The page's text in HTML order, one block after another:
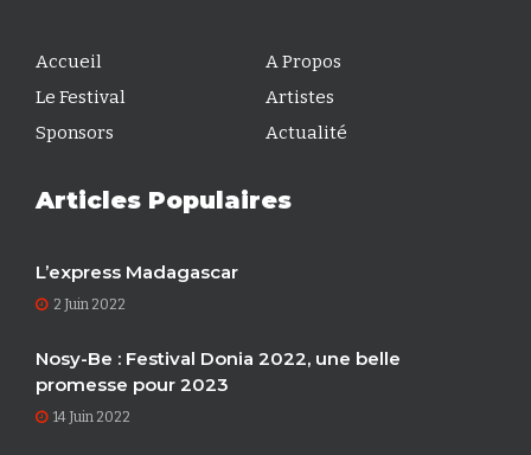
Accueil
A Propos
Le Festival
Artistes
Sponsors
Actualité
Articles Populaires
L’express Madagascar
2 Juin 2022
Nosy-Be : Festival Donia 2022, une belle
promesse pour 2023
14 Juin 2022